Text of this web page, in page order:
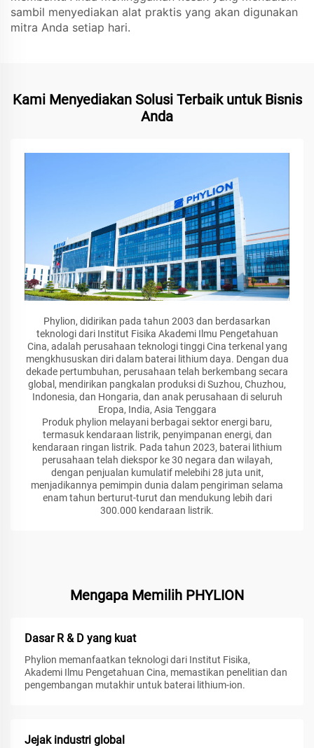
sambil menyediakan alat praktis yang akan digunakan
mitra Anda setiap hari.
Kami Menyediakan Solusi Terbaik untuk Bisnis
Anda
Phylion, didirikan pada tahun 2003 dan berdasarkan
teknologi dari Institut Fisika Akademi Ilmu Pengetahuan
Cina, adalah perusahaan teknologi tinggi Cina terkenal yang
mengkhususkan diri dalam baterai lithium daya. Dengan dua
dekade pertumbuhan, perusahaan telah berkembang secara
global, mendirikan pangkalan produksi di Suzhou, Chuzhou,
Indonesia, dan Hongaria, dan anak perusahaan di seluruh
Eropa, India, Asia Tenggara
Produk phylion melayani berbagai sektor energi baru,
termasuk kendaraan listrik, penyimpanan energi, dan
kendaraan ringan listrik. Pada tahun 2023, baterai lithium
perusahaan telah diekspor ke 30 negara dan wilayah,
dengan penjualan kumulatif melebihi 28 juta unit,
menjadikannya pemimpin dunia dalam pengiriman selama
enam tahun berturut-turut dan mendukung lebih dari
300.000 kendaraan listrik.
Mengapa Memilih PHYLION
Dasar R & D yang kuat
Phylion memanfaatkan teknologi dari Institut Fisika,
Akademi Ilmu Pengetahuan Cina, memastikan penelitian dan
pengembangan mutakhir untuk baterai lithium-ion.
Jejak industri global